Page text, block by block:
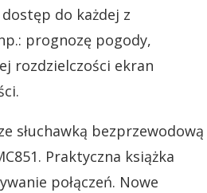
do każdej z
prognozę pogody,
rozdzielczości ekran
słuchawką bezprzewodową
Praktyczna książka
połączeń. Nowe